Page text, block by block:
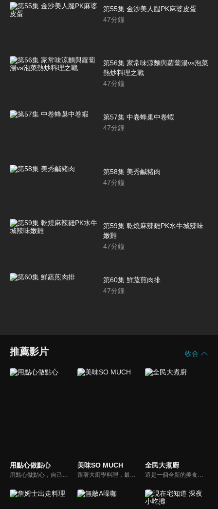
第55集 金沙美人腿PK麻婆皮蛋
47分鐘
第56集 家常味涼麵與蘿蔔湯vs泡菜
熱炒料理之戰
47分鐘
第57集 中卷蜂巢中卷蝦
47分鐘
第58集 美秀鹹豬肉
47分鐘
第59集 乾燒麻辣雞PK水牛城辣味
嫩雞
47分鐘
第60集 鮮蔬煎肉排
47分鐘
推薦影片 收合
用點心做點心 美味SO MUCH 全民大煮廚